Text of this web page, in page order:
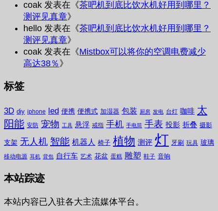
coak 发表在《茶吧机到底比饮水机好用到哪里？
测评见真章》
hello 发表在《茶吧机到底比饮水机好用到哪里？
测评见真章》
coak 发表在《Mistbox可以将你的空调电费减少
高达38％ 》
标签
3D diy iphone led 便携 便携式 加湿器 包装 厨房 发电 台灯 咖啡 太
阳能 安防 宠物 工具 悬浮 戒指 手机 手电筒 手表 投影 折叠 摄影
支架 无人机 智能 机器人 椅子 植物 测评 灯 牙刷 玩具 玻璃
移动电源 耳机 背包 自行车 艺术 花盆 蛋糕 雕塑 鞋子 音响
本站踪迹
本站内容已入驻各大主流媒体平台。